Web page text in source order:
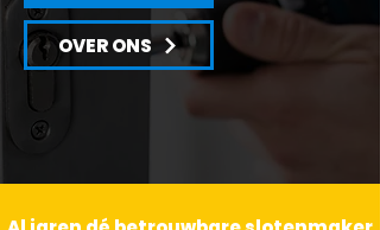
OVER ONS